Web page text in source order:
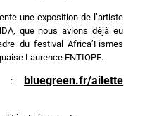
une exposition de l’artiste
que nous avions déjà eu
du festival Africa’Fismes
Laurence ENTIOPE.
: bluegreen.fr/ailette